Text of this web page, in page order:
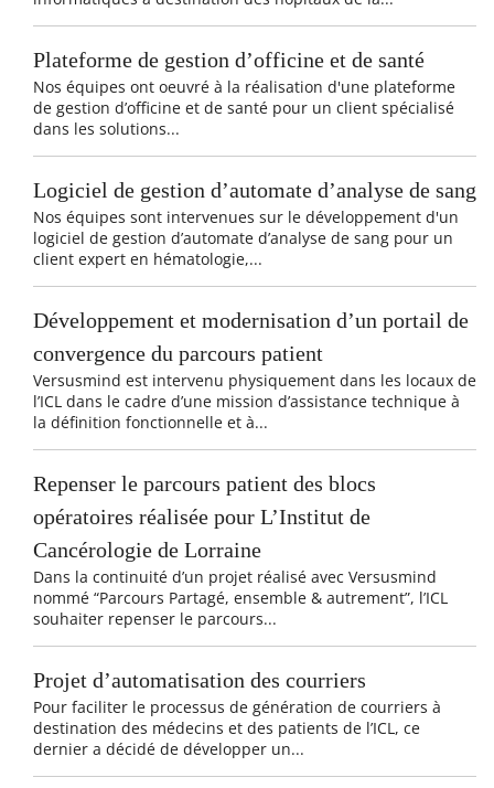
Plateforme de gestion d’officine et de santé
Nos équipes ont oeuvré à la réalisation d'une plateforme
de gestion d’officine et de santé pour un client spécialisé
dans les solutions...
Logiciel de gestion d’automate d’analyse de sang
Nos équipes sont intervenues sur le développement d'un
logiciel de gestion d’automate d’analyse de sang pour un
client expert en hématologie,...
Développement et modernisation d’un portail de
convergence du parcours patient
Versusmind est intervenu physiquement dans les locaux de
l’ICL dans le cadre d’une mission d’assistance technique à
la définition fonctionnelle et à...
Repenser le parcours patient des blocs
opératoires réalisée pour L’Institut de
Cancérologie de Lorraine
Dans la continuité d’un projet réalisé avec Versusmind
nommé “Parcours Partagé, ensemble & autrement”, l’ICL
souhaiter repenser le parcours...
Projet d’automatisation des courriers
Pour faciliter le processus de génération de courriers à
destination des médecins et des patients de l’ICL, ce
dernier a décidé de développer un...